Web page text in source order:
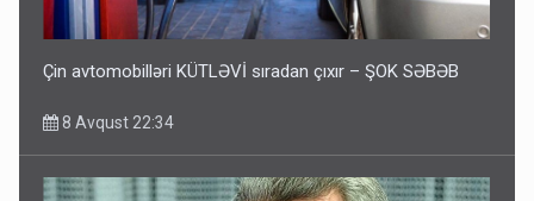
Çin avtomobilləri KÜTLƏVİ sıradan çıxır – ŞOK SƏBƏB
8 Avqust 22:34